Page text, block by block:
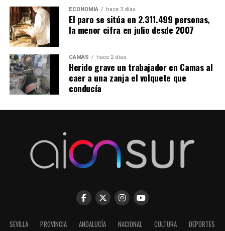
ECONOMÍA hace 3 días
El paro se sitúa en 2.311.499 personas,
la menor cifra en julio desde 2007
CAMAS hace 2 días
Herido grave un trabajador en Camas al
caer a una zanja el volquete que
conducía
SEVILLA PROVINCIA ANDALUCÍA NACIONAL CULTURA
DEPORTES